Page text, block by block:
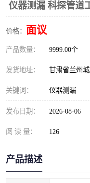
仪器测漏 科探管道
价格： 面议
产品数量： 9999.00个
发货地址： 甘肃省兰州
关键词： 仪器测漏
发布日期： 2026-08-06
阅 读 量： 126
产品描述